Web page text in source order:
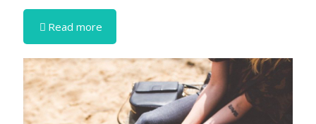
Read more